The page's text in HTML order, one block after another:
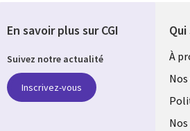
À
En savoir plus sur CGI
Suivez notre actualité
Inscrivez-vous